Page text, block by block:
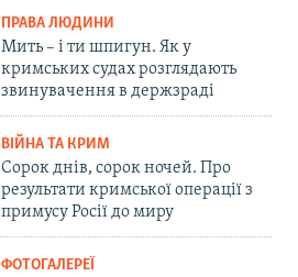
ПРАВА ЛЮДИНИ
Мить – і ти шпигун. Як у
кримських судах розглядають
звинувачення в держзраді
ВІЙНА ТА КРИМ
Сорок днів, сорок ночей. Про
результати кримської операції з
примусу Росії до миру
ФОТОГАЛЕРЕЇ